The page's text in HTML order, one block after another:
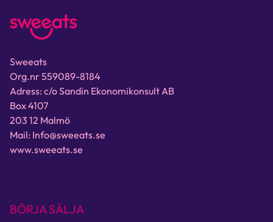
Sweeats
Org.nr 559089-8184
Adress: c/o Sandin Ekonomikonsult AB
Box 4107
203 12 Malmö
Mail: Info@sweeats.se
www.sweeats.se
BÖRJA SÄLJA